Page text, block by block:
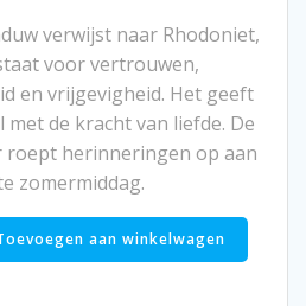
verwijst naar Rhodoniet,
voor vertrouwen,
en vrijgevigheid. Het geeft
met de kracht van liefde. De
roept herinneringen op aan
zomermiddag.
aan winkelwagen